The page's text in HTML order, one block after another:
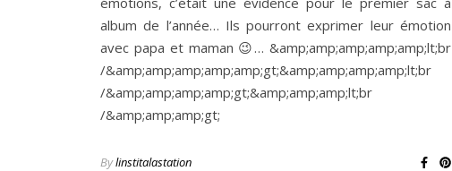
album de l’année… Ils pourront exprimer leur émotion
avec papa et maman 😉… &amp;amp;amp;amp;amp;lt;br
/&amp;amp;amp;amp;amp;gt;&amp;amp;amp;amp;lt;br
/&amp;amp;amp;amp;gt;&amp;amp;amp;lt;br
/&amp;amp;amp;gt;
Bylinstitalastation